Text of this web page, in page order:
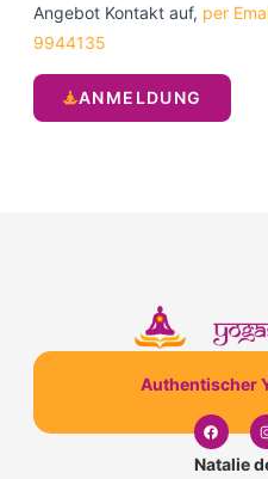
Angebot Kontakt auf, per
9944135
ANMELDUNG
Authentischer
Natalie